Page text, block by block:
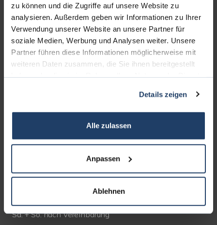
zu können und die Zugriffe auf unsere Website zu
analysieren. Außerdem geben wir Informationen zu Ihrer
Verwendung unserer Website an unsere Partner für
soziale Medien, Werbung und Analysen weiter. Unsere
Partner führen diese Informationen möglicherweise mit
weiteren Daten zusammen, die Sie ihnen bereitgestellt
Details zeigen
Alle zulassen
Anpassen
Ablehnen
KONTAKT
terrakon Immobilienberatung
Mo. - Fr. 9.00 - 18.00 Uhr
Sa. + So. nach Vereinbarung